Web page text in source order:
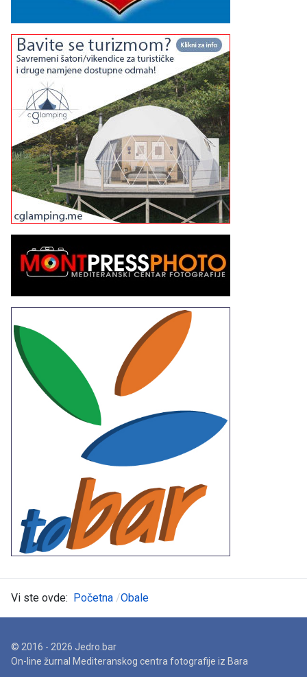
Vi ste ovde: Početna Obale
© 2016 - 2026 Jedro.bar
On-line žurnal Mediteranskog centra fotografije iz Bara